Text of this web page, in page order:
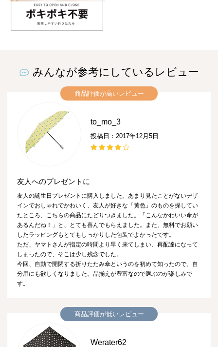
みんなが参考にしているレビュー
商品評価が高いレビュー
to_mo_3
投稿日：2017年12月5日
友人へのプレゼントに
友人の誕生日プレゼントに購入しました。あまり見たことがないデザ
インでおしゃれでかわいく、友人が好きな「黄色」のものを探してい
たところ、こちらの商品にたどりつきました。「こんなかわいい傘が
あるんだね！」と、とても喜んでもらえました。また、無料でお願い
したラッピングもとてもしっかりした包装でよかったです。
ただ、ヤマトさんが指定の時間より早く来てしまい、再配達になって
しまったので、そこは少し残念でした。
今回、自動で開閉する折りたたみ傘というのを初めて知ったので、自
分用にも欲しくなりました。品揃えが豊富なので選ぶのが楽しみで
す。
商品評価が低いレビュー
Werater62